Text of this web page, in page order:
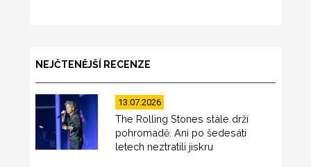
NEJČTENĚJŠÍ RECENZE
13.07.2026
The Rolling Stones stále drží
pohromadě. Ani po šedesáti
letech neztratili jiskru